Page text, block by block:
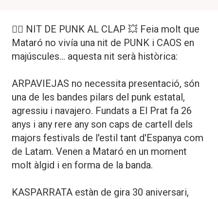
🏴‍☠️ NIT DE PUNK AL CLAP 💥 Feia molt que
Mataró no vivía una nit de PUNK i CAOS en
majúscules... aquesta nit serà històrica:
ARPAVIEJAS no necessita presentació, són
una de les bandes pilars del punk estatal,
agressiu i navajero. Fundats a El Prat fa 26
anys i any rere any son caps de cartell dels
majors festivals de l'estil tant d'Espanya com
de Latam. Venen a Mataró en un moment
molt àlgid i en forma de la banda.
KASPARRATA estàn de gira 30 aniversari,